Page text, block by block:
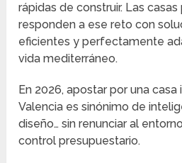
rápidas de construir. Las
responden a ese reto con
eficientes y perfectamente
vida mediterráneo.
En 2026, apostar por una
Valencia es sinónimo de
diseño… sin renunciar al
control presupuestario.